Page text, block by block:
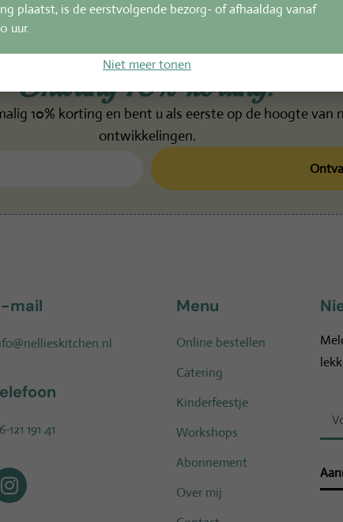
Ontvang 10% korting!
10% korting en bent u als eerste op de hoogte van
ontwikkelingen.
mail
121 191 41
Menu
Online bestellen
Catering
Kinderfeestje
Workshops
Abonnement
Over mij
plaatst, is de eerstvolgende bezorg- of afhaaldag vanaf
uur.
Niet meer tonen